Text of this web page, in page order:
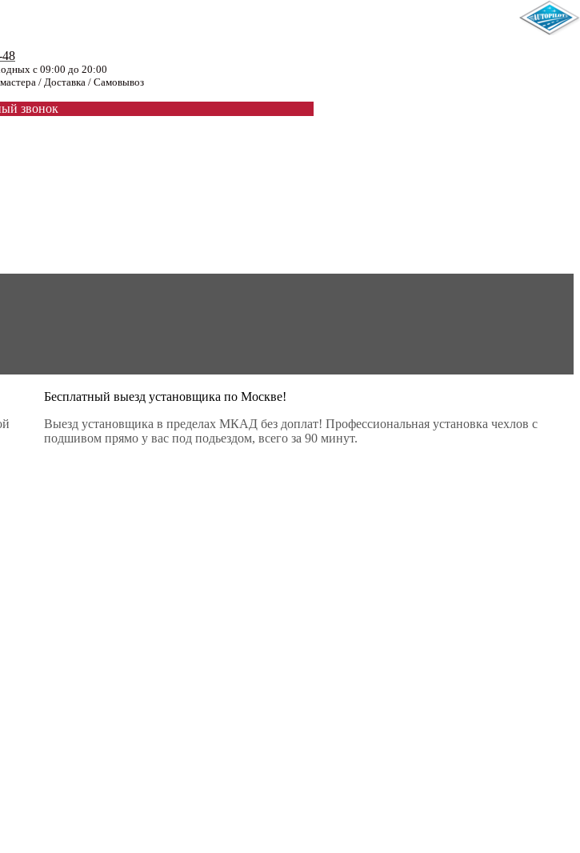
48
с 09:00 до 20:00
/ Доставка / Самовывоз
звонок
Бесплатный выезд установщика по Москве!
Выезд установщика в пределах МКАД без доплат! Профессиональная установка чехлов с
подшивом прямо у вас под подьездом, всего за 90 минут.